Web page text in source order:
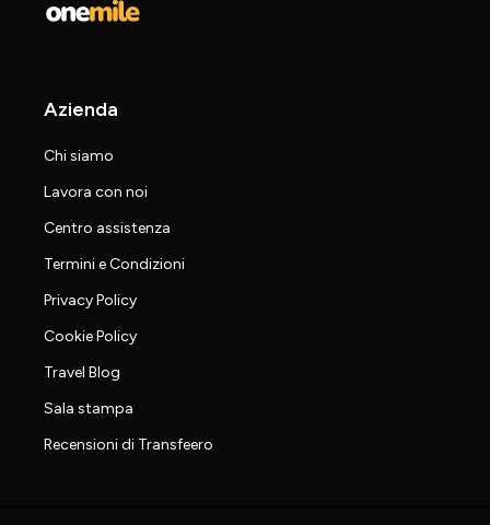
Azienda
Chi siamo
Lavora con noi
Centro assistenza
Termini e Condizioni
Privacy Policy
Cookie Policy
Travel Blog
Sala stampa
Recensioni di Transfeero